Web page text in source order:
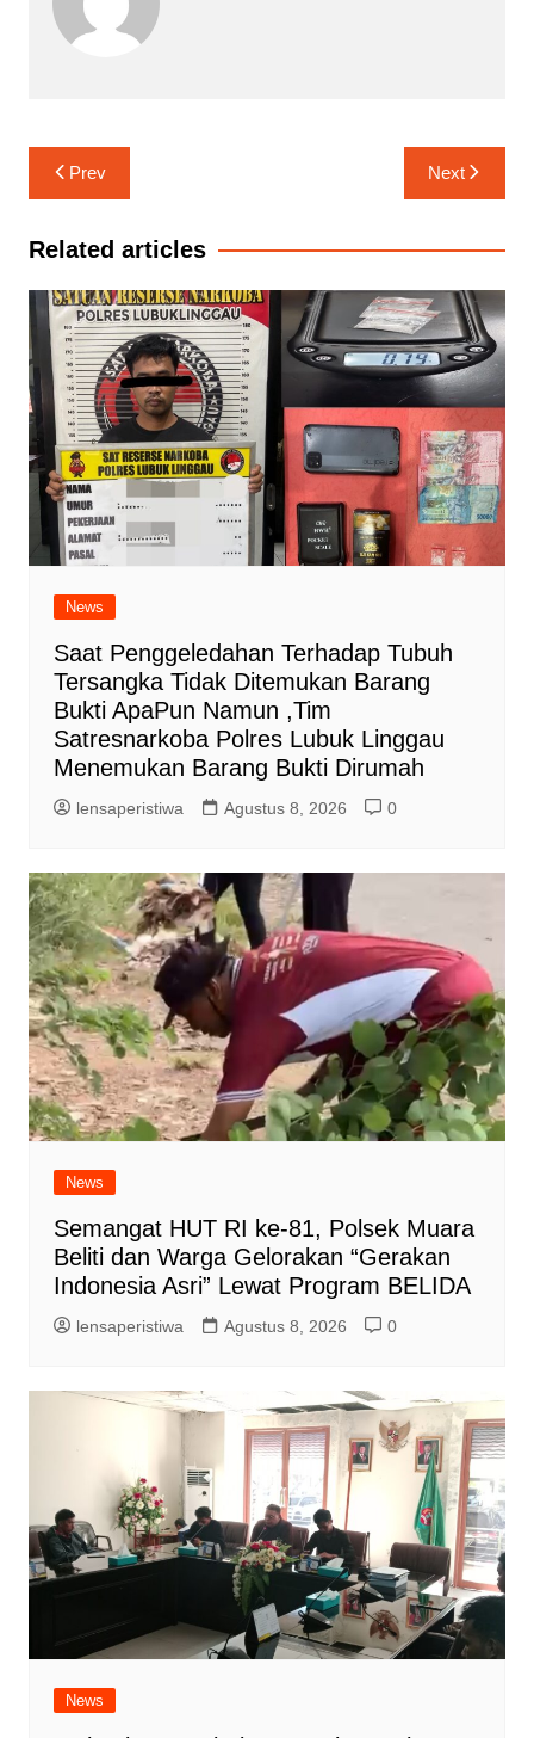
Navigasi
pos
Prev Next
Related articles
News
Saat Penggeledahan Terhadap Tubuh
Tersangka Tidak Ditemukan Barang
Bukti ApaPun Namun ,Tim
Satresnarkoba Polres Lubuk Linggau
Menemukan Barang Bukti Dirumah
lensaperistiwa Agustus 8, 2026 0
News
Semangat HUT RI ke-81, Polsek Muara
Beliti dan Warga Gelorakan “Gerakan
Indonesia Asri” Lewat Program BELIDA
lensaperistiwa Agustus 8, 2026 0
News